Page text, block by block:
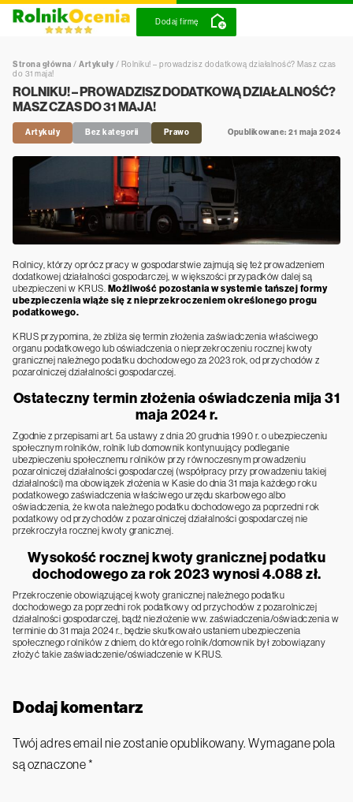
Dodaj firmę
Strona główna / Artykuły / Rolniku! – prowadzisz dodatkową działalność? Masz czas
do 31 maja!
ROLNIKU! – PROWADZISZ DODATKOWĄ DZIAŁALNOŚĆ?
MASZ CZAS DO 31 MAJA!
Artykuły Bez kategorii Prawo Opublikowane: 21 maja 2024
Rolnicy, którzy oprócz pracy w gospodarstwie zajmują się też prowadzeniem
dodatkowej działalności gospodarczej, w większości przypadków dalej są
ubezpieczeni w KRUS. Możliwość pozostania w systemie tańszej formy
ubezpieczenia wiąże się z nieprzekroczeniem określonego progu
podatkowego.
KRUS przypomina, że zbliża się termin złożenia zaświadczenia właściwego
organu podatkowego lub oświadczenia o nieprzekroczeniu rocznej kwoty
granicznej należnego podatku dochodowego za 2023 rok, od przychodów z
pozarolniczej działalności gospodarczej.
Ostateczny termin złożenia oświadczenia mija 31
maja 2024 r.
Zgodnie z przepisami art. 5a ustawy z dnia 20 grudnia 1990 r. o ubezpieczeniu
społecznym rolników, rolnik lub domownik kontynuujący podleganie
ubezpieczeniu społecznemu rolników przy równoczesnym prowadzeniu
pozarolniczej działalności gospodarczej (współpracy przy prowadzeniu takiej
działalności) ma obowiązek złożenia w Kasie do dnia 31 maja każdego roku
podatkowego zaświadczenia właściwego urzędu skarbowego albo
oświadczenia, że kwota należnego podatku dochodowego za poprzedni rok
podatkowy od przychodów z pozarolniczej działalności gospodarczej nie
przekroczyła rocznej kwoty granicznej.
Wysokość rocznej kwoty granicznej podatku
dochodowego za rok 2023 wynosi 4.088 zł.
Przekroczenie obowiązującej kwoty granicznej należnego podatku
dochodowego za poprzedni rok podatkowy od przychodów z pozarolniczej
działalności gospodarczej, bądź niezłożenie ww. zaświadczenia/oświadczenia w
terminie do 31 maja 2024 r., będzie skutkowało ustaniem ubezpieczenia
społecznego rolników z dniem, do którego rolnik/domownik był zobowiązany
złożyć takie zaświadczenie/oświadczenie w KRUS.
Dodaj komentarz
Twój adres email nie zostanie opublikowany. Wymagane pola
są oznaczone*